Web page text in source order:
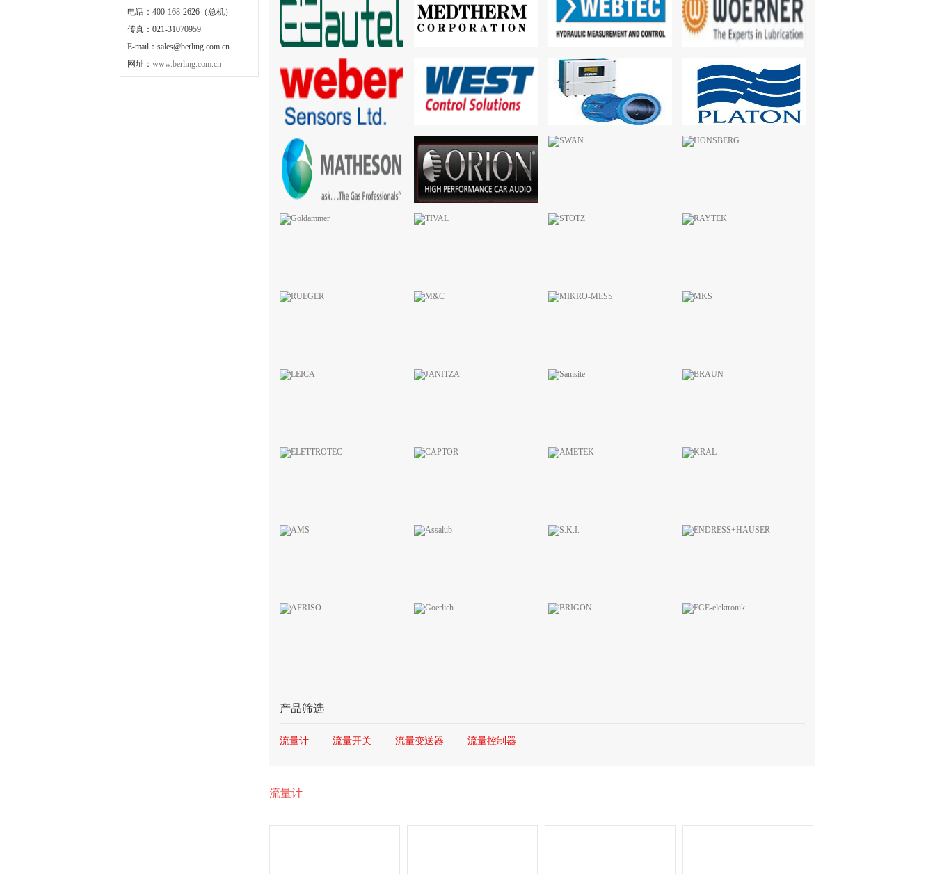
电话：400-168-2626（总机）
传真：021-31070959
E-mail：sales@berling.com.cn
网址： www.berling.com.cn
产品筛选
流量计 流量开关 流量变送器 流量控制器
流量计